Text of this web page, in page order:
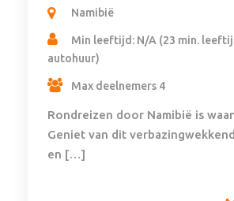
Namibië
Min leeftijd: N/A (23 min.
autohuur)
Max deelnemers 4
Rondreizen door Namibië is
Geniet van dit
en […]